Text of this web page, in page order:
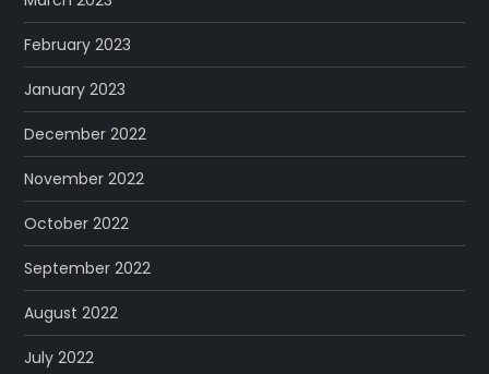
February 2023
January 2023
December 2022
November 2022
October 2022
September 2022
August 2022
July 2022